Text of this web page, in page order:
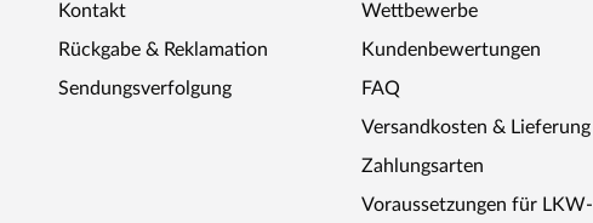
Kontakt
Rückgabe & Reklamation
Sendungsverfolgung
Wettbewerbe
Kundenbewertungen
FAQ
Versandkosten & Lieferung
Zahlungsarten
Voraussetzungen für LKW-